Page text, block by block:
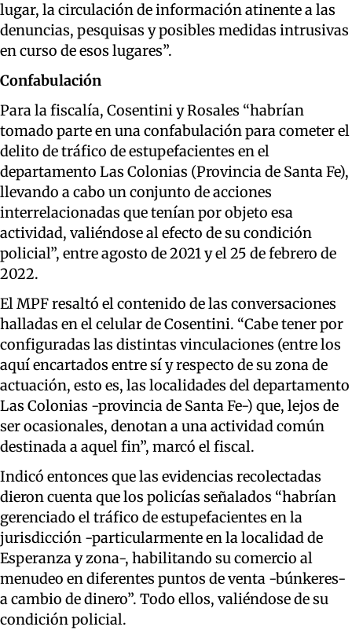
lugar, la circulación de información atinente a las
denuncias, pesquisas y posibles medidas intrusivas
en curso de esos lugares”.
Confabulación
Para la fiscalía, Cosentini y Rosales “habrían
tomado parte en una confabulación para cometer el
delito de tráfico de estupefacientes en el
departamento Las Colonias (Provincia de Santa Fe),
llevando a cabo un conjunto de acciones
interrelacionadas que tenían por objeto esa
actividad, valiéndose al efecto de su condición
policial”, entre agosto de 2021 y el 25 de febrero de
2022.
El MPF resaltó el contenido de las conversaciones
halladas en el celular de Cosentini. “Cabe tener por
configuradas las distintas vinculaciones (entre los
aquí encartados entre sí y respecto de su zona de
actuación, esto es, las localidades del departamento
Las Colonias -provincia de Santa Fe-) que, lejos de
ser ocasionales, denotan a una actividad común
destinada a aquel fin”, marcó el fiscal.
Indicó entonces que las evidencias recolectadas
dieron cuenta que los policías señalados “habrían
gerenciado el tráfico de estupefacientes en la
jurisdicción -particularmente en la localidad de
Esperanza y zona-, habilitando su comercio al
menudeo en diferentes puntos de venta -búnkeres-
a cambio de dinero”. Todo ellos, valiéndose de su
condición policial.